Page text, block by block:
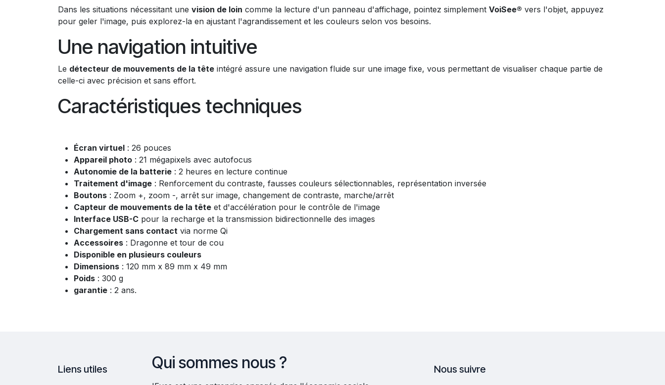
Dans les situations nécessitant une vision de loin comme la lecture d'un panneau d'affichage, pointez simplement VoiSee® vers l'objet, appuyez
pour geler l'image, puis explorez-la en ajustant l'agrandissement et les couleurs selon vos besoins.
Une navigation intuitive
Le détecteur de mouvements de la tête intégré assure une navigation fluide sur une image fixe, vous permettant de visualiser chaque partie de
celle-ci avec précision et sans effort.
Caractéristiques techniques
Écran virtuel : 26 pouces
Appareil photo : 21 mégapixels avec autofocus
Autonomie de la batterie : 2 heures en lecture continue
Traitement d'image : Renforcement du contraste, fausses couleurs sélectionnables, représentation inversée
Boutons : Zoom +, zoom -, arrêt sur image, changement de contraste, marche/arrêt
Capteur de mouvements de la tête et d'accélération pour le contrôle de l'image
Interface USB-C pour la recharge et la transmission bidirectionnelle des images
Chargement sans contact via norme Qi
Accessoires : Dragonne et tour de cou
Disponible en plusieurs couleurs
Dimensions : 120 mm x 89 mm x 49 mm
Poids : 300 g
garantie : 2 ans.
Liens utiles Qui sommes nous ? Nous suivre